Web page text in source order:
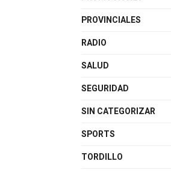
PROVINCIALES
RADIO
SALUD
SEGURIDAD
SIN CATEGORIZAR
SPORTS
TORDILLO